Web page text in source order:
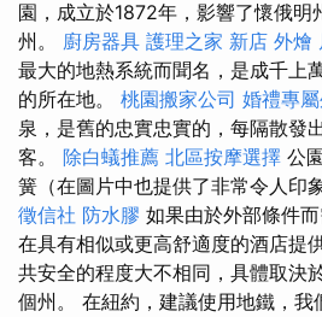
園，成立於1872年，影響了懷俄明
州。 廚房器具 護理之家 新店 外燴
最大的地熱系統而聞名，是成千上
的所在地。 桃園搬家公司 婚禮專
泉，是舊的忠實忠實的，每隔散發
客。 除白蟻推薦 北區按摩選擇 公
簧（在圖片中也提供了非常令人印
徵信社 防水膠 如果由於外部條件
在具有相似或更高舒適度的酒店提
共安全的程度大不相同，具體取決
個州。 在紐約，建議使用地鐵，我